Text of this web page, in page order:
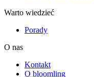
Warto wiedzieć
Porady
O nas
Kontakt
O bloomling